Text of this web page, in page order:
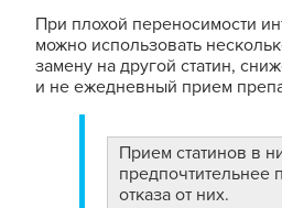
При плохой переносимости
можно использовать
замену на другой статин,
и не ежедневный прием
Прием статинов в
предпочтительнее
отказа от них.